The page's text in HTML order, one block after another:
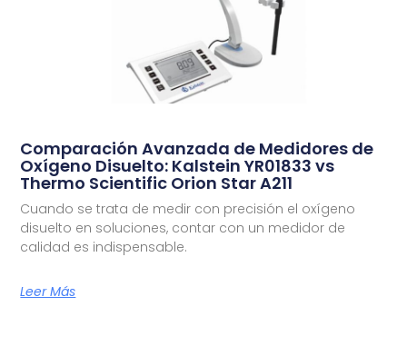
Comparación Avanzada de Medidores de
Oxígeno Disuelto: Kalstein YR01833 vs
Thermo Scientific Orion Star A211
Cuando se trata de medir con precisión el oxígeno
disuelto en soluciones, contar con un medidor de
calidad es indispensable.
Leer Más